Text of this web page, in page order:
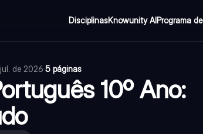
DisciplinasKnowunity AIPrograma
de 2026·5 páginas
10º Ano: